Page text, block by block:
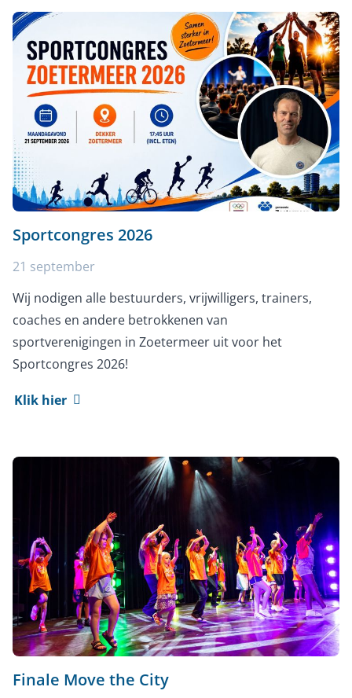
Sportcongres 2026
21 september
Wij nodigen alle bestuurders, vrijwilligers, trainers,
coaches en andere betrokkenen van
sportverenigingen in Zoetermeer uit voor het
Sportcongres 2026!
Klik hier
Finale Move the City